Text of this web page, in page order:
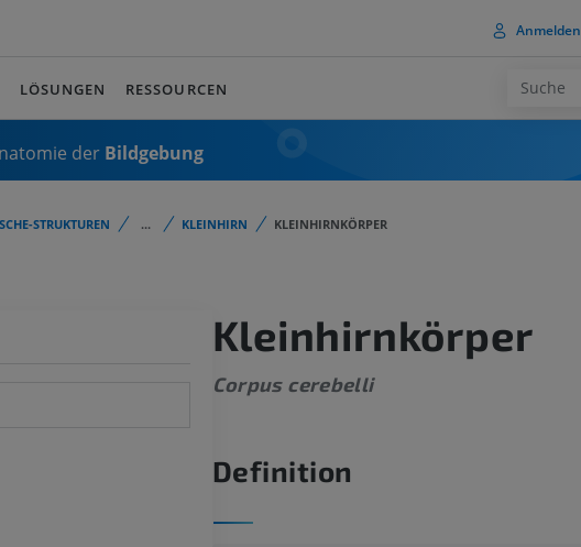
Anmelden
LÖSUNGEN RESSOURCEN
der Bildgebung
STRUKTUREN ... KLEINHIRN KLEINHIRNKÖRPER
Kleinhirnkörper
Corpus cerebelli
Definition